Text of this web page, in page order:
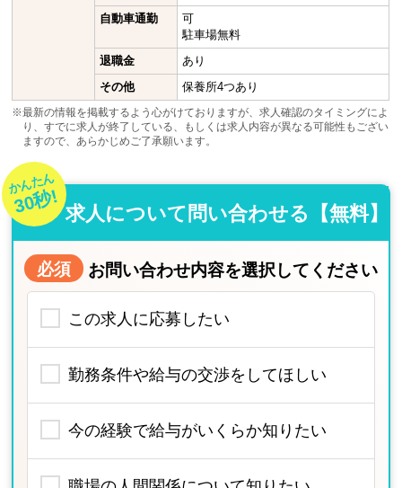
自動車通勤
可
駐車場無料
退職金
あり
その他
保養所4つあり
※最新の情報を掲載するよう心がけておりますが、求人確認のタイミングによ
り、すでに求人が終了している、もしくは求人内容が異なる可能性もござい
ますので、あらかじめご了承願います。
かんたん
30秒! 求人について問い合わせる【無料】
必須 お問い合わせ内容を選択してください
この求人に応募したい
勤務条件や給与の交渉をしてほしい
今の経験で給与がいくらか知りたい